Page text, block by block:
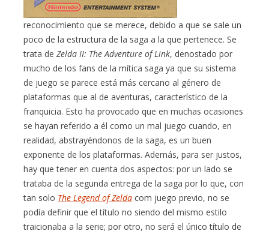
reconocimiento que se merece, debido a que se sale un
poco de la estructura de la saga a la que pertenece. Se
trata deZelda II: The Adventure of Link, denostado por
mucho de los fans de la mítica saga ya que su sistema
de juego se parece está más cercano al género de
plataformas que al de aventuras, característico de la
franquicia. Esto ha provocado que en muchas ocasiones
se hayan referido a él como un mal juego cuando, en
realidad, abstrayéndonos de la saga, es un buen
exponente de los plataformas. Además, para ser justos,
hay que tener en cuenta dos aspectos: por un lado se
trataba de la segunda entrega de la saga por lo que, con
tan solo The Legend of Zelda com juego previo, no se
podía definir que el título no siendo del mismo estilo
traicionaba a la serie; por otro, no será el único título de